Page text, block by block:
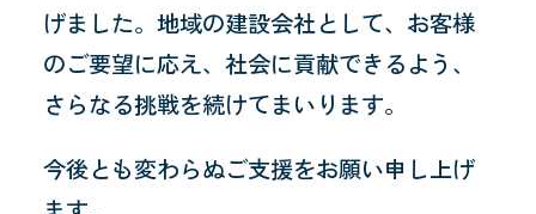
げました。地域の建設会社として、お客様
のご要望に応え、社会に貢献できるよう、
さらなる挑戦を続けてまいります。
今後とも変わらぬご支援をお願い申し上げ